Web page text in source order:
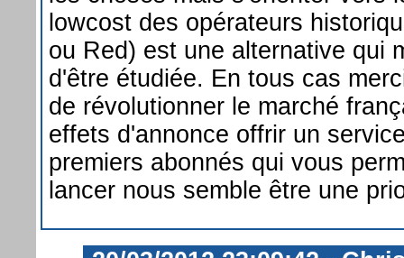
lowcost des opérateurs
ou Red) est une alternative qui
d'être étudiée. En tous cas
de révolutionner le marché
effets d'annonce offrir un
premiers abonnés qui vous
lancer nous semble être une